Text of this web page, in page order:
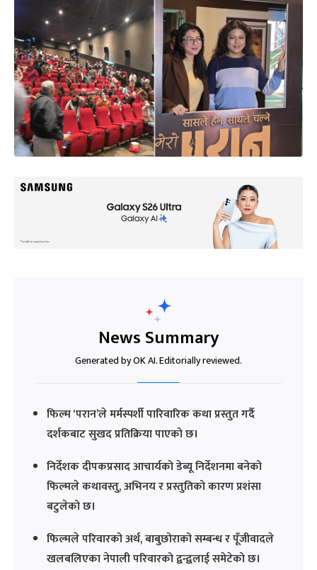
News Summary
Generated by OK AI. Editorially reviewed.
फिल्म ‘परान’ले मर्मस्पर्शी पारिवारिक कथा प्रस्तुत गर्दै
दर्शकबाट सुखद प्रतिक्रिया पाएको छ।
निर्देशक दीपकप्रसाद आचार्यको डेब्यू निर्देशनमा बनेको
फिल्मले कथावस्तु, अभिनय र प्रस्तुतिको कारण प्रशंसा
बटुलेको छ।
फिल्मले परिवारको अर्थ, बाबुछोराको सम्बन्ध र पूँजीवादले
खलबलिएका नेपाली परिवारको द्वन्द्वलाई समेटेको छ।